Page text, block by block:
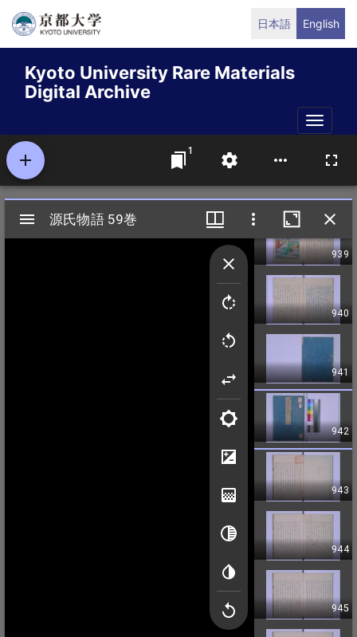
Skip
content
日本語 English
Kyoto University Rare Materials
Digital Archive
Toggle